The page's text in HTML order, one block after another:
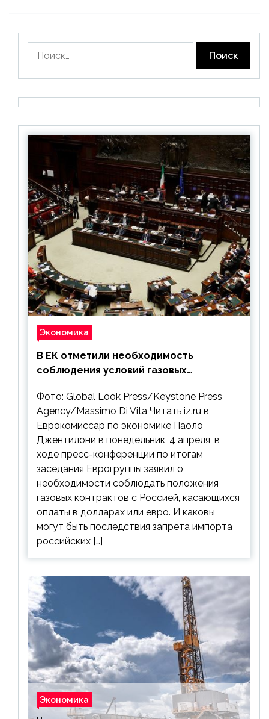
Экономика
В ЕК отметили необходимость
соблюдения условий газовых
Фото: Global Look Press/Keystone Press
Agency/Massimo Di Vita Читать iz.ru в
Еврокомиссар по экономике Паоло
Джентилони в понедельник, 4 апреля, в
ходе пресс-конференции по итогам
заседания Еврогруппы заявил о
необходимости соблюдать положения
газовых контрактов с Россией, касающихся
оплаты в долларах или евро. И каковы
могут быть последствия запрета импорта
российских […]
Экономика